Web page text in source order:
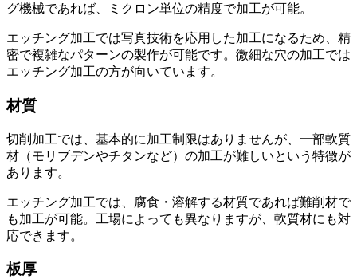
グ機械であれば、ミクロン単位の精度で加工が可能。
エッチング加工では写真技術を応用した加工になるため、精
密で複雑なパターンの製作が可能です。微細な穴の加工では
エッチング加工の方が向いています。
材質
切削加工では、 基本的に加工制限はありませんが、一部軟質
材（モリブデンやチタンなど）の加工が難しいという特徴が
あります。
エッチング加工では、
腐食・溶解する材質であれば難削材で
も加工が可能。工場によっても異なりますが、軟質材にも対
応できます。
板厚